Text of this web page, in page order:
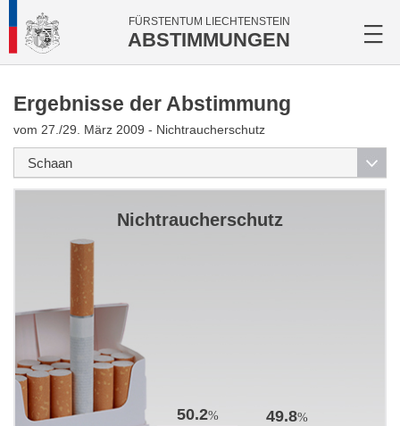
FÜRSTENTUM LIECHTENSTEIN
ABSTIMMUNGEN
Ergebnisse der Abstimmung
vom 27./29. März 2009 - Nichtraucherschutz
Nichtraucherschutz
50.2% 49.8%